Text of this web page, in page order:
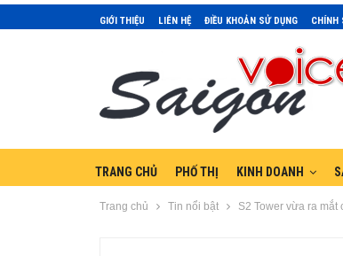
GIỚI THIỆU LIÊN HỆ ĐIỀU KHOẢN SỬ DỤNG CHÍNH
TRANG CHỦ PHỐ THỊ KINH DOANH
Trang chủ Tin nổi bật S2 Tower vừa ra mắt